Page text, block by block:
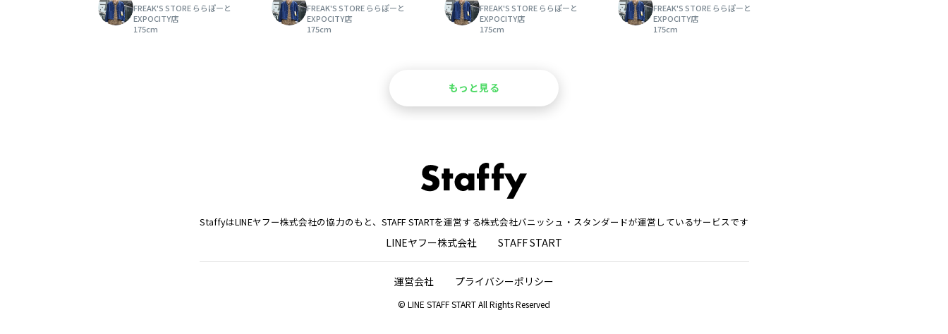
FREAK'S STORE ららぽーと
EXPOCITY店
175cm
FREAK'S STORE ららぽーと
EXPOCITY店
175cm
FREAK'S STORE ららぽーと
EXPOCITY店
175cm
FREAK'S STORE ららぽーと
EXPOCITY店
175cm
もっと見る
StaffyはLINEヤフー株式会社の協力のもと、STAFF STARTを運営する株式会社バニッシュ・スタンダードが運営しているサービスです
LINEヤフー株式会社 STAFF START
運営会社 プライバシーポリシー
© LINE STAFF START All Rights Reserved